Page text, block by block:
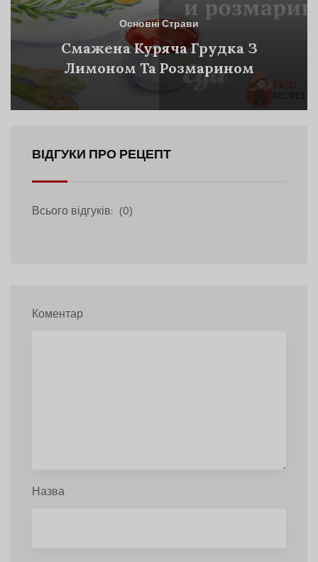
Основні Страви
Смажена Куряча Грудка З
Лимоном Та Розмарином
ВІДГУКИ ПРО РЕЦЕПТ
Всього відгуків: (0)
Коментар
Назва